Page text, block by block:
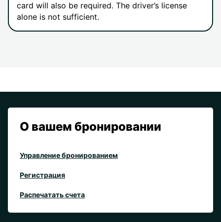
card will also be required. The driver’s license
alone is not sufficient.
О вашем бронировании
Управление бронированием
Регистрация
Распечатать счета